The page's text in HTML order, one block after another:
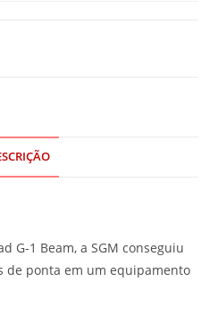
G-1 Beam, a SGM conseguiu
de ponta em um equipamento